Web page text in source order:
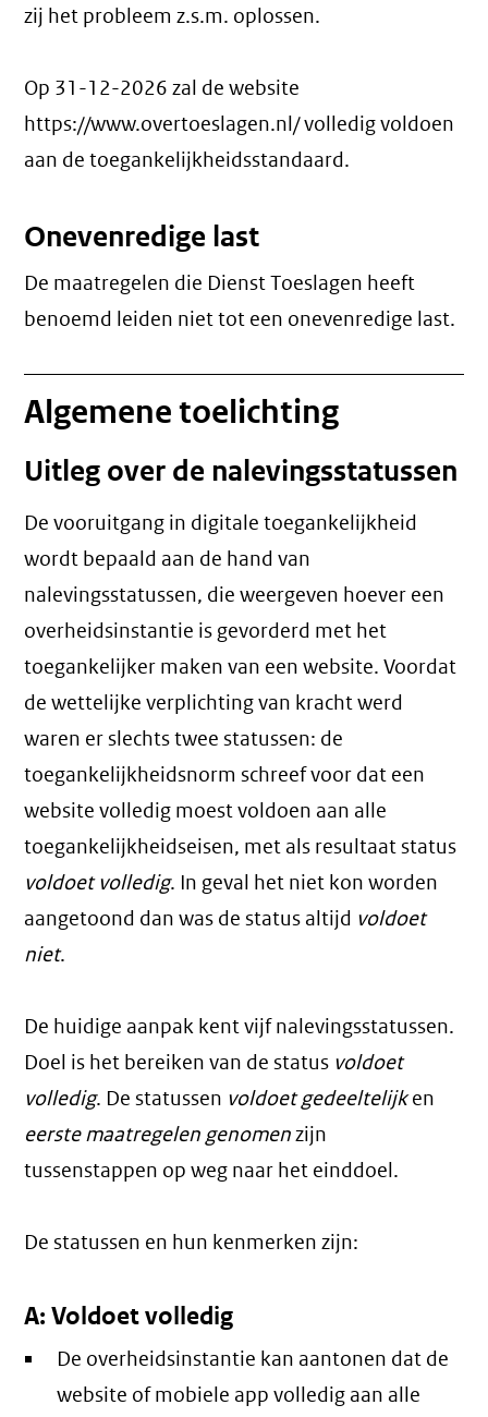
zij het probleem z.s.m. oplossen.
Op 31-12-2026 zal de website
https://www.overtoeslagen.nl/ volledig voldoen
aan de toegankelijkheidsstandaard.
Onevenredige last
De maatregelen die Dienst Toeslagen heeft
benoemd leiden niet tot een onevenredige last.
Algemene toelichting
Uitleg over de nalevingsstatussen
De vooruitgang in digitale toegankelijkheid
wordt bepaald aan de hand van
nalevingsstatussen, die weergeven hoever een
overheidsinstantie is gevorderd met het
toegankelijker maken van een website. Voordat
de wettelijke verplichting van kracht werd
waren er slechts twee statussen: de
toegankelijkheidsnorm schreef voor dat een
website volledig moest voldoen aan alle
toegankelijkheidseisen, met als resultaat status
voldoet volledig. In geval het niet kon worden
aangetoond dan was de status altijd voldoet
niet.
De huidige aanpak kent vijf nalevingsstatussen.
Doel is het bereiken van de status voldoet
volledig. De statussen voldoet gedeeltelijken
eerste maatregelen genomenzijn
tussenstappen op weg naar het einddoel.
De statussen en hun kenmerken zijn:
A: Voldoet volledig
De overheidsinstantie kan aantonen dat de
website of mobiele app volledig aan alle